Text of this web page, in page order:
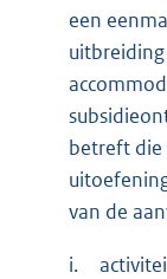
een
betreft die
van de
i.